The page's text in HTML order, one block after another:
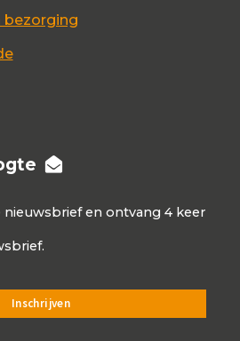
bezorging
nieuwsbrief en ontvang 4 keer